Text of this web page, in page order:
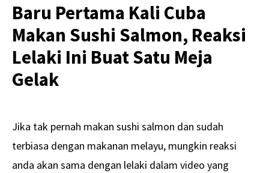
Baru Pertama Kali Cuba
Makan Sushi Salmon, Reaksi
Lelaki Ini Buat Satu Meja
Gelak
Jika tak pernah makan sushi salmon dan sudah
terbiasa dengan makanan melayu, mungkin reaksi
anda akan sama dengan lelaki dalam video yang